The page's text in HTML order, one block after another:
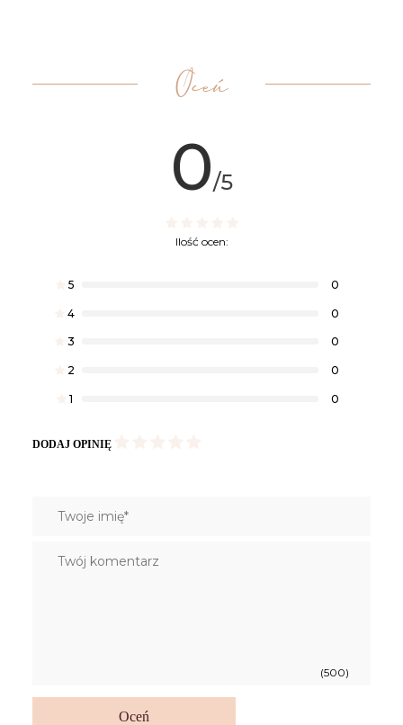
Oceń
0/5
Ilość ocen:
5 0
4 0
3 0
2 0
1 0
DODAJ OPINIĘ
(500)
Oceń